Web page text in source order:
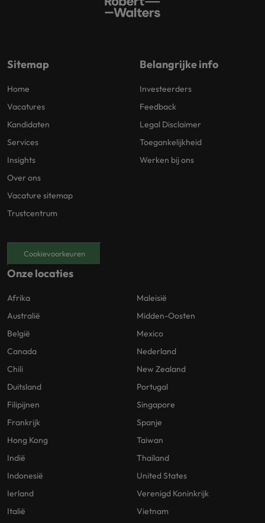
Sitemap
Home
Vacatures
Kandidaten
Services
Insights
Over ons
Vacature sitemap
Trustcentrum
Belangrijke info
Investeerders
Feedback
Legal Disclaimer
Toegankelijkheid
Werken bij ons
Cookievoorkeuren
Onze locaties
Afrika
Australië
België
Canada
Chili
Duitsland
Filipijnen
Frankrijk
Hong Kong
Indië
Indonesië
Ierland
Italië
Maleisië
Midden-Oosten
Mexico
Nederland
New Zealand
Portugal
Singapore
Spanje
Taiwan
Thailand
United States
Verenigd Koninkrijk
Vietnam